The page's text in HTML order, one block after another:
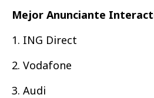
Mejor Anunciante
1. ING Direct
2. Vodafone
3. Audi